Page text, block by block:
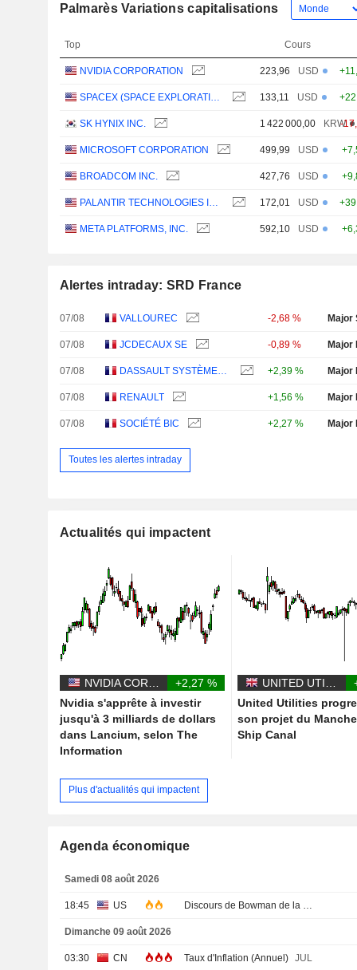
Palmarès Variations capitalisations
Top Cours
NVIDIA CORPORATION 223,96 USD
133,11 USD
SK HYNIX INC. 1 422 000,00 KRW
-
MICROSOFT CORPORATION 499,99 USD
BROADCOM INC. 427,76 USD
172,01 USD
META PLATFORMS, INC. 592,10 USD
Alertes intraday: SRD France
07/08 VALLOUREC -2,68 % Major
07/08 JCDECAUX SE -0,89 % Major
07/08 +2,39 % Major
07/08 RENAULT +1,56 % Major
07/08 SOCIÉTÉ BIC +2,27 % Major
Toutes les alertes intraday
Actualités qui impactent
+2,27 %
Nvidia s'apprête à investir
jusqu'à 3 milliards de dollars
dans Lancium, selon The
Information
United Utilities
son projet du
Ship Canal
Plus d'actualités qui impactent
Agenda économique
Samedi 08 août 2026
18:45 US Discours de Bowman de la Fed
Dimanche 09 août 2026
03:30 CN Taux d'Inflation (Annuel) JUL